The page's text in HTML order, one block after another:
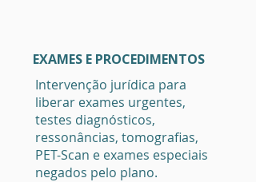
EXAMES E PROCEDIMENTOS
Intervenção jurídica para
liberar exames urgentes,
testes diagnósticos,
ressonâncias, tomografias,
PET-Scan e exames especiais
negados pelo plano.